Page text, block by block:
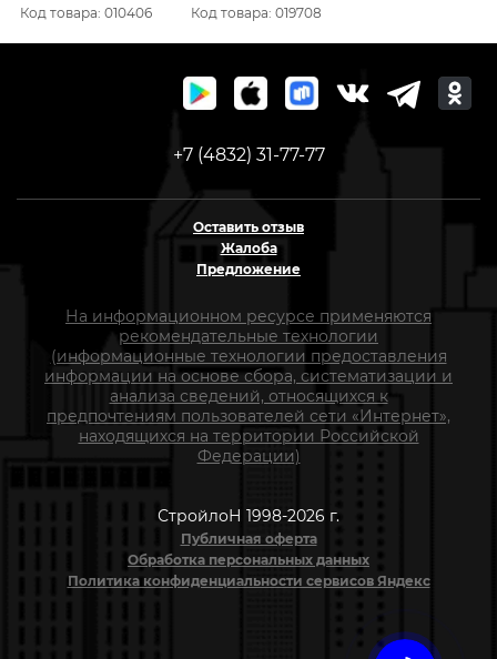
Код товара: 010406 Код товара: 019708
+7 (4832) 31-77-77
Оставить отзыв
Жалоба
Предложение
На информационном ресурсе применяются
рекомендательные технологии
(информационные технологии предоставления
информации на основе сбора, систематизации и
анализа сведений, относящихся к
предпочтениям пользователей сети «Интернет»,
находящихся на территории Российской
Федерации)
СтройлоН 1998-2026 г.
Публичная оферта
Обработка персональных данных
Политика конфиденциальности сервисов Яндекс